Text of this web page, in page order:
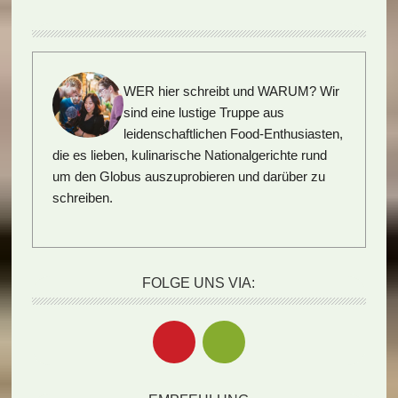
WER hier schreibt und WARUM? Wir
sind eine lustige Truppe aus
leidenschaftlichen Food-Enthusiasten,
die es lieben, kulinarische Nationalgerichte rund
um den Globus auszuprobieren und darüber zu
schreiben.
FOLGE UNS VIA: